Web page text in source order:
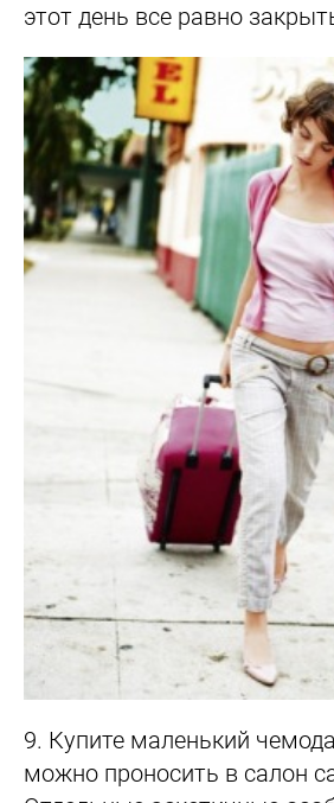
этот день все равно
9. Купите маленький
можно проносить в салон